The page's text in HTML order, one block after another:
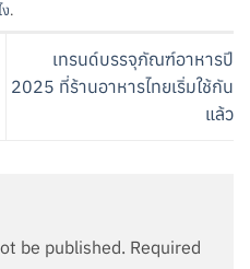
ง.
เทรนด์บรรจุภัณฑ์อาหารปี
2025 ที่ร้านอาหารไทยเริ่มใช้กัน
แล้ว
be published. Required